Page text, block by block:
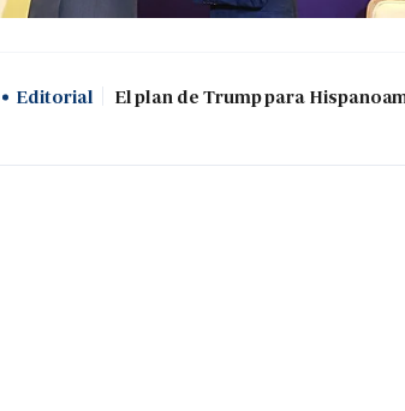
Editorial El plan de Trump para